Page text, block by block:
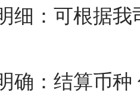
细：可根据
确：结算币